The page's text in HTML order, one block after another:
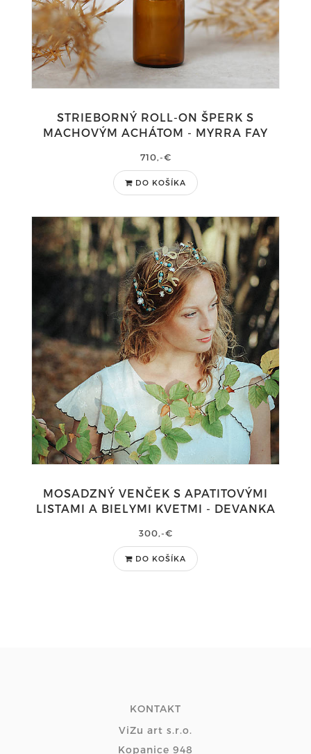
STRIEBORNÝ ROLL-ON ŠPERK S
MACHOVÝM ACHÁTOM - MYRRA FAY
710,-€
DO KOŠÍKA
MOSADZNÝ VENČEK S APATITOVÝMI
LISTAMI A BIELYMI KVETMI - DEVANKA
300,-€
DO KOŠÍKA
KONTAKT
ViZu art s.r.o.
Kopanice 948